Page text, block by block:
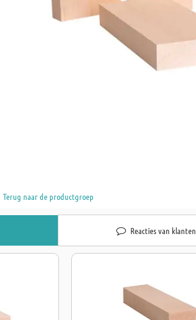
Terug naar de productgroep
Reacties van klanten